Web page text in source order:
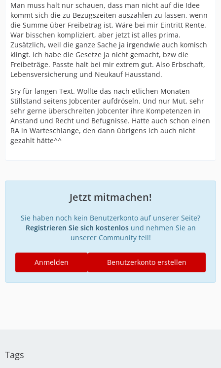
Man muss halt nur schauen, dass man nicht auf die Idee
kommt sich die zu Bezugszeiten auszahlen zu lassen, wenn
die Summe über Freibetrag ist. Wäre bei mir Eintritt Rente.
War bisschen kompliziert, aber jetzt ist alles prima.
Zusätzlich, weil die ganze Sache ja irgendwie auch komisch
klingt. Ich habe die Gesetze ja nicht gemacht, bzw die
Freibeträge. Passte halt bei mir extrem gut. Also Erbschaft,
Lebensversicherung und Neukauf Hausstand.
Sry für langen Text. Wollte das nach etlichen Monaten
Stillstand seitens Jobcenter aufdröseln. Und nur Mut, sehr
sehr gerne überschreiten Jobcenter ihre Kompetenzen in
Anstand und Recht und Befugnisse. Hatte auch schon einen
RA in Warteschlange, den dann übrigens ich auch nicht
gezahlt hätte^^
Jetzt mitmachen!
Sie haben noch kein Benutzerkonto auf unserer Seite?
Registrieren Sie sich kostenlosund nehmen Sie an
unserer Community teil!
Benutzerkonto erstellen
Anmelden
Tags